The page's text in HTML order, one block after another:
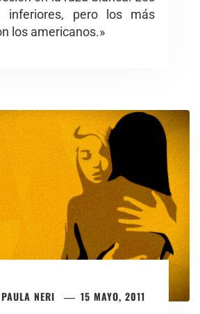
inferiores, pero los más
los americanos.»
PAULA NERI
15 MAYO, 2011